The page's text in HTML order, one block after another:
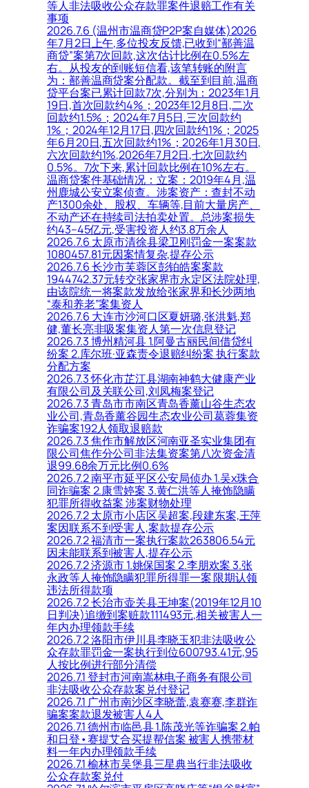
等人非法吸收公众存款罪案件退赔工作有关
事项
2026.7.6 (温州市温商贷P2P案自媒体)2026
年7月2日上午,多位投友反馈,已收到“鄯善温
商贷”案第7次回款,这次估计比例在0.5%左
右。从投友的到账短信看,该笔转账的附言
为：鄯善温商贷案分配款。截至到目前,温商
贷平台案已累计回款7次,分别为：2023年1月
19日,首次回款约4%；2023年12月8日,二次
回款约1.5%；2024年7月5日,三次回款约
1%；2024年12月17日,四次回款约1%；2025
年6月20日,五次回款约1%；2026年1月30日,
六次回款约1%,2026年7月2日,七次回款约
0.5%。7次下来,累计回款比例在10%左右。
温商贷案件基础情况：立案：2019年4月,温
州鹿城公安立案侦查。涉案资产：查封不动
产1300余处、股权、车辆等,目前大量房产、
不动产还在持续司法拍卖处置。总涉案损失
约43–45亿元,受害投资人约3.8万余人
2026.7.6 太原市清徐县梁卫刚罚金一案案款
1080457.81元因案情复杂,提存公示
2026.7.6 长沙市芙蓉区彭铂皓案案款
1944742.37元转交张家界市永定区法院处理,
由该院统一将案款发放给张家界和长沙两地
“泰和养老”案集资人
2026.7.6 大连市沙河口区夏妍璐,张洪魁,郑
健,董长亮非吸案集资人第一次信息登记
2026.7.3 博州精河县 1.阿曼古丽民间借贷纠
纷案 2.库尔班·亚森责令退赔纠纷案 执行案款
分配方案
2026.7.3 怀化市芷江县湖南神鹤大健康产业
有限公司及关联公司,刘凤梅案登记
2026.7.3 青岛市市南区青岛香薰山谷生态农
业公司,青岛香薰谷园生态农业公司葛蓉集资
诈骗案192人领取退赔款
2026.7.3 焦作市解放区河南亚圣实业集团有
限公司焦作分公司非法集资案第八次资金清
退99.68余万元比例0.6%
2026.7.2 南平市延平区公安局侦办 1.吴x珠合
同诈骗案 2.康雪婷案 3.黄仁洪等人掩饰隐瞒
犯罪所得收益案 涉案财物处理
2026.7.2 太原市小店区吴超案,段建东案,王萍
案因联系不到受害人,案款提存公示
2026.7.2 福清市一案执行案款263806.54元
因未能联系到被害人,提存公示
2026.7.2 济源市 1.姚保国案 2.李朋欢案 3.张
永政等人掩饰隐瞒犯罪所得罪一案 限期认领
违法所得款项
2026.7.2 长治市壶关县王坤案(2019年12月10
日判决)追缴到案赃款111493元,相关被害人一
年内办理领款手续
2026.7.2 洛阳市伊川县李晓玉犯非法吸收公
众存款罪罚金一案执行到位600793.41元,95
人按比例进行部分清偿
2026.7.1 登封市河南嵩林电子商务有限公司
非法吸收公众存款案兑付登记
2026.7.1 广州市南沙区李晓蕾,袁赛赛,李群诈
骗案案款退发被害人4人
2026.7.1 德州市临邑县 1.陈茂光等诈骗案 2.帕
和日登•赛提艾合买提帮信案 被害人携带材
料一年内办理领款手续
2026.7.1 榆林市吴堡县三星典当行非法吸收
公众存款案兑付